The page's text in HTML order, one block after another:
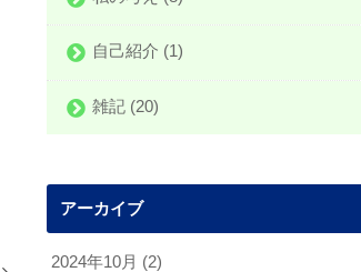
自己紹介 (1)
雑記 (20)
アーカイブ
2024年10月 (2)